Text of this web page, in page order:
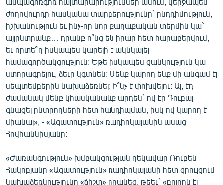
ժողովուրդը հասկանա տարբերությունը` ընդդիմություն,
իշխանություն եւ ինչ-որ նոր քաղաքական տերմին կա`
այլընտրանք… դրանք ո՞նց են իրար հետ հարաբերվում,
եւ որտե՞ղ իսկապես կարելի է ակնկալել
համագործակցություն: Եթե իսկապես ցանկություն կա
ստորագրելու, ձեւը կգտնեն: Մենք կարող ենք մի անգամ էլ
սեպտեմբերին նախաձեռնել: Ի՞նչ է փոխվելու: Այ, էդ
ժամանակ մենք կհասկանանք արդեն` ով էր Դուբայ
գնացել ընտրողների հետ հանդիպման, իսկ ով կարող է
միանալ», - «Ազատություն» ռադիոկայանին ասաց
Հովհաննիսյանը:
«Ժառանգություն» խմբակցության ղեկավար Ռուբեն
Հակոբյանը «Ազատություն» ռադիոկայանի հետ զրույցում
նախաձեռնությունը «ճիշտ» որակեց, թեեւ` «բոլորն էլ